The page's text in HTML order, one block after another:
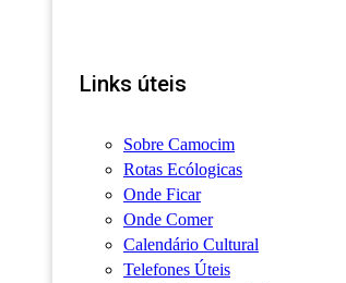
Links úteis
Sobre Camocim
Rotas Ecólogicas
Onde Ficar
Onde Comer
Calendário Cultural
Telefones Úteis